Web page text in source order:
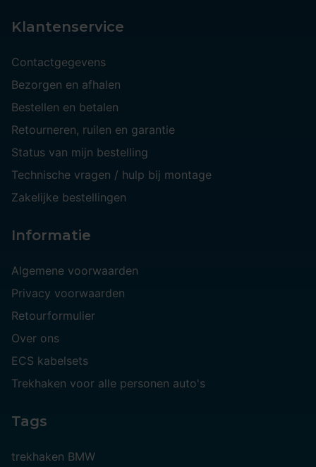
Klantenservice
Contactgegevens
Bezorgen en afhalen
Bestellen en betalen
Retourneren, ruilen en garantie
Status van mijn bestelling
Technische vragen / hulp bij montage
Zakelijke bestellingen
Informatie
Algemene voorwaarden
Privacy voorwaarden
Retourformulier
Over ons
ECS kabelsets
Trekhaken voor alle personen auto's
Tags
trekhaken BMW